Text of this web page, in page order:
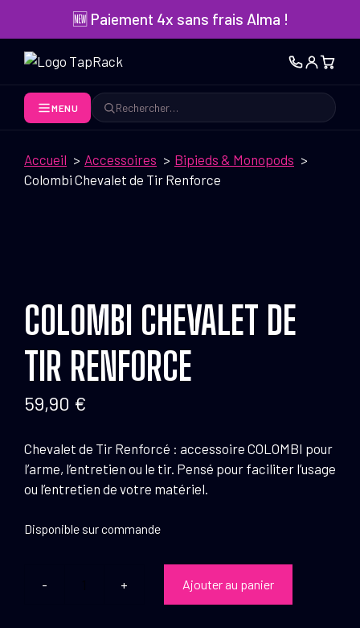
contenu
🆕 Paiement 4x sans frais Alma !
MENU
Rechercher
Accueil Accessoires
Bipieds & Monopods
Colombi Chevalet de Tir Renforce
COLOMBI CHEVALET DE
TIR RENFORCE
59,90 €
Chevalet de Tir Renforcé : accessoire COLOMBI pour
l’arme, l’entretien ou le tir. Pensé pour faciliter l’usage
ou l’entretien de votre matériel.
Disponible sur commande
quantité
Ajouter au panier